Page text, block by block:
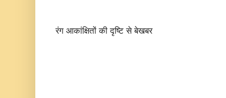
रंग आकांक्षितों की दृष्टि से बेखबर